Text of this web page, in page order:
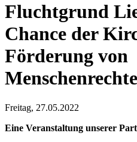
Fluchtgrund
Chance der
Förderung von
Freitag, 27.05.2022
Eine Veranstaltung unserer